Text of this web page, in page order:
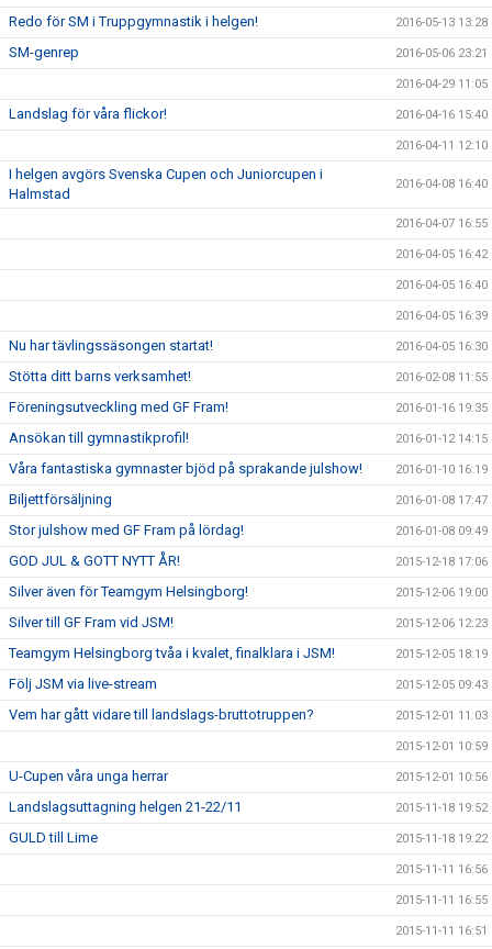
Redo för SM i Truppgymnastik i helgen! 2016-05-13 13:28
SM-genrep 2016-05-06 23:21
2016-04-29 11:05
Landslag för våra flickor! 2016-04-16 15:40
2016-04-11 12:10
I helgen avgörs Svenska Cupen och Juniorcupen i
Halmstad
2016-04-08 16:40
2016-04-07 16:55
2016-04-05 16:42
2016-04-05 16:40
2016-04-05 16:39
Nu har tävlingssäsongen startat! 2016-04-05 16:30
Stötta ditt barns verksamhet! 2016-02-08 11:55
Föreningsutveckling med GF Fram! 2016-01-16 19:35
Ansökan till gymnastikprofil! 2016-01-12 14:15
Våra fantastiska gymnaster bjöd på sprakande julshow! 2016-01-10 16:19
Biljettförsäljning 2016-01-08 17:47
Stor julshow med GF Fram på lördag! 2016-01-08 09:49
GOD JUL & GOTT NYTT ÅR! 2015-12-18 17:06
Silver även för Teamgym Helsingborg! 2015-12-06 19:00
Silver till GF Fram vid JSM! 2015-12-06 12:23
Teamgym Helsingborg tvåa i kvalet, finalklara i JSM! 2015-12-05 18:19
Följ JSM via live-stream 2015-12-05 09:43
Vem har gått vidare till landslags-bruttotruppen? 2015-12-01 11:03
2015-12-01 10:59
U-Cupen våra unga herrar 2015-12-01 10:56
Landslagsuttagning helgen 21-22/11 2015-11-18 19:52
GULD till Lime 2015-11-18 19:22
2015-11-11 16:56
2015-11-11 16:55
2015-11-11 16:51